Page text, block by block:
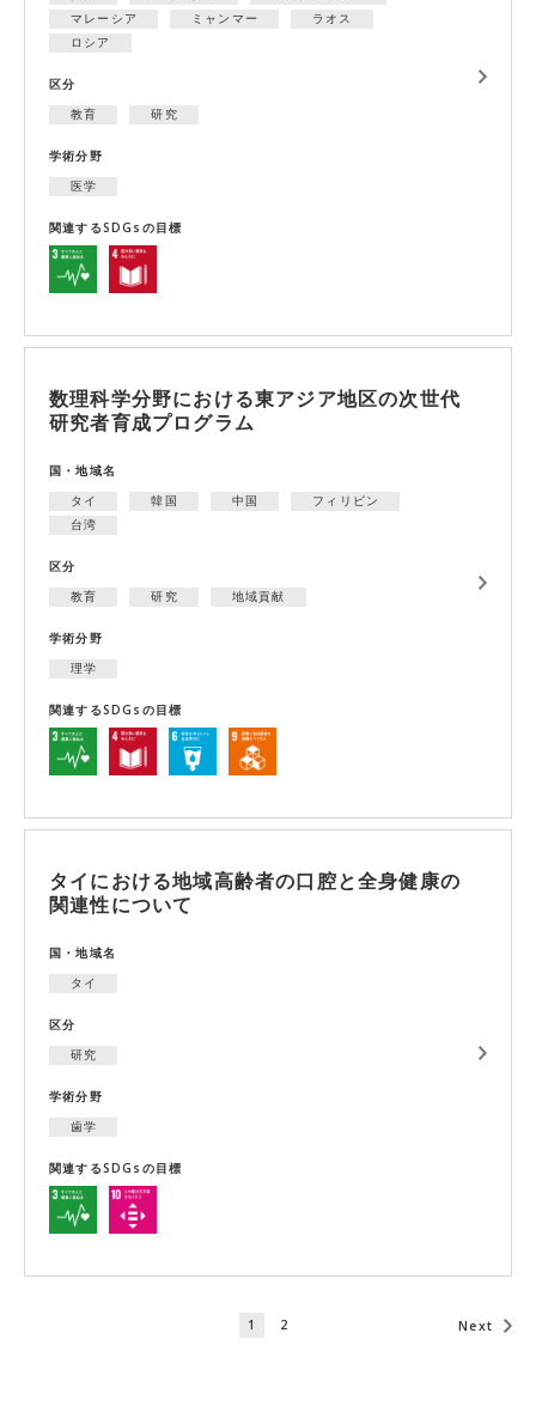
マレーシア
ミャンマー
ラオス
ロシア
区分
教育
研究
学術分野
医学
関連するSDGsの目標
数理科学分野における東アジア地区の次世代
研究者育成プログラム
国・地域名
タイ
韓国 中国
フィリピン
台湾
区分
教育
研究 地域貢献
学術分野
理学
関連するSDGsの目標
タイにおける地域高齢者の口腔と全身健康の
関連性について
国・地域名
タイ
区分
研究
学術分野
歯学
関連するSDGsの目標
1 2 Next